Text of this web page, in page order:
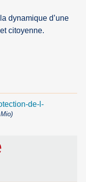
dynamique d’une
citoyenne.
de-l-